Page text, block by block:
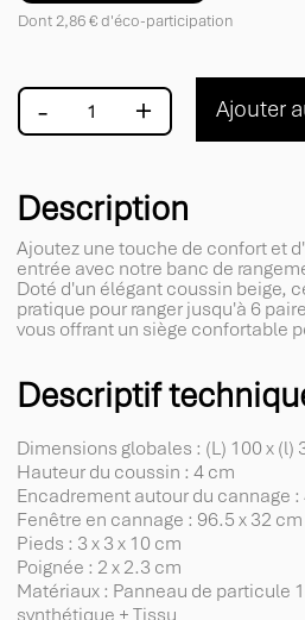
Dont 2,86 € d'éco-participation
- + Ajouter
Description
Ajoutez une touche de confort et
entrée avec notre banc de
Doté d'un élégant coussin beige,
pratique pour ranger jusqu'à 6
vous offrant un siège confortable
Descriptif
Dimensions globales : (L) 100 x (l)
Hauteur du coussin : 4 cm
Encadrement autour du cannage :
Fenêtre en cannage : 96.5 x 32 cm
Pieds : 3 x 3 x 10 cm
Poignée : 2 x 2.3 cm
Matériaux : Panneau de particule
synthétique + Tissu